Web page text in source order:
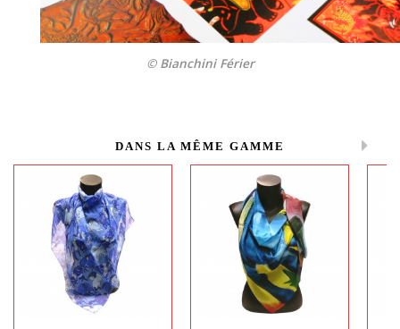
© Bianchini Férier
DANS LA MÊME GAMME